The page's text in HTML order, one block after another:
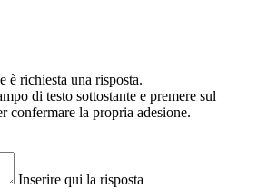
è richiesta una risposta.
di testo sottostante e premere sul
la propria adesione.
Inserire qui la risposta